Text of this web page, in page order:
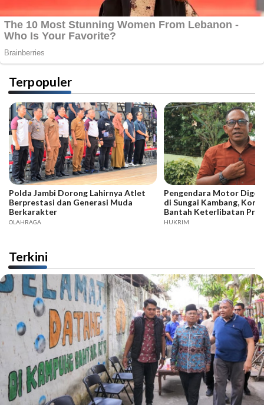
Terpopuler
Polda Jambi Dorong Lahirnya Atlet
Berprestasi dan Generasi Muda
Berkarakter
OLAHRAGA
Pengendara Motor
di Sungai Kambang,
Bantah Keterlibatan
HUKRIM
Terkini